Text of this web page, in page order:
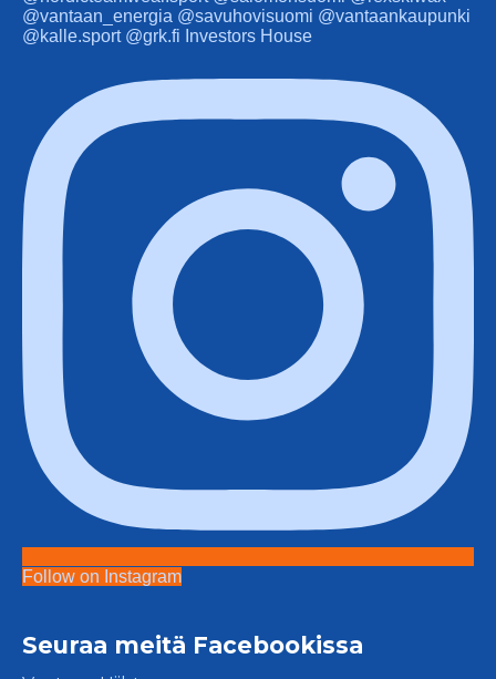
Follow on Instagram
Seuraa meitä Facebookissa